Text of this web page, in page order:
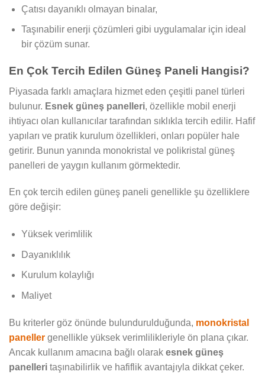
Çatısı dayanıklı olmayan binalar,
Taşınabilir enerji çözümleri gibi uygulamalar için ideal
bir çözüm sunar.
En Çok Tercih Edilen Güneş Paneli Hangisi?
Piyasada farklı amaçlara hizmet eden çeşitli panel türleri
bulunur. Esnek güneş panelleri, özellikle mobil enerji
ihtiyacı olan kullanıcılar tarafından sıklıkla tercih edilir. Hafif
yapıları ve pratik kurulum özellikleri, onları popüler hale
getirir. Bunun yanında monokristal ve polikristal güneş
panelleri de yaygın kullanım görmektedir.
En çok tercih edilen güneş paneli genellikle şu özelliklere
göre değişir:
Yüksek verimlilik
Dayanıklılık
Kurulum kolaylığı
Maliyet
Bu kriterler göz önünde bulundurulduğunda, monokristal
paneller genellikle yüksek verimlilikleriyle ön plana çıkar.
Ancak kullanım amacına bağlı olarak esnek güneş
panelleri taşınabilirlik ve hafiflik avantajıyla dikkat çeker.